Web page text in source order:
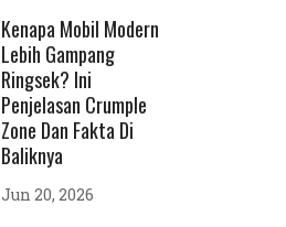
Kenapa Mobil Modern
Lebih Gampang
Ringsek? Ini
Penjelasan Crumple
Zone Dan Fakta Di
Baliknya
Jun 20, 2026